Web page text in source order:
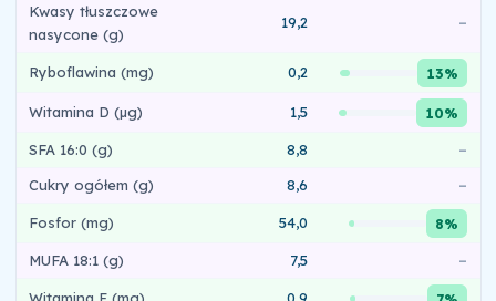
Kwasy tłuszczowe
nasycone (g)
19,2 –
Ryboflawina (mg) 0,2 13%
Witamina D (µg) 1,5 10%
SFA 16:0 (g) 8,8
–
Cukry ogółem (g)
8,6 –
Fosfor (mg) 54,0 8%
MUFA 18:1 (g) 7,5 –